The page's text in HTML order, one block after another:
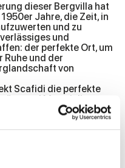
dieser Bergvilla hat
Jahre, die Zeit, in
und zu
und
der perfekte Ort, um
Ruhe und der
von
Scafidi die perfekte
und Materialien
ist ein wahres
Die freiliegenden
der Einrichtung
und
freiliegenden Dusche